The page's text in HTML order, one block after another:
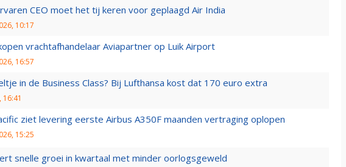
CEO moet het tij keren voor geplaagd Air India
10:17
vrachtafhandelaar Aviapartner op Luik Airport
16:57
in de Business Class? Bij Lufthansa kost dat 170 euro extra
16:41
ziet levering eerste Airbus A350F maanden vertraging oplopen
15:25
snelle groei in kwartaal met minder oorlogsgeweld